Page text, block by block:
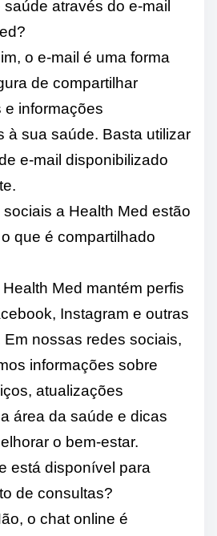
através do e-mail
o e-mail é uma forma
de compartilhar
e informações
à sua saúde. Basta utilizar
e-mail disponibilizado
a Health Med estão
que é compartilhado
Med mantém perfis
Instagram e outras
Em nossas redes sociais,
informações sobre
atualizações
área da saúde e dicas
o bem-estar.
está disponível para
de consultas?
o chat online é